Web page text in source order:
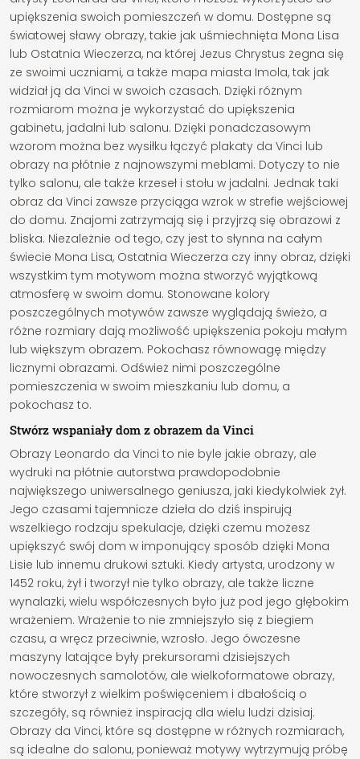
upiększenia swoich pomieszczeń w domu. Dostępne są
światowej sławy obrazy, takie jak uśmiechnięta Mona Lisa
lub Ostatnia Wieczerza, na której Jezus Chrystus żegna się
ze swoimi uczniami, a także mapa miasta Imola, tak jak
widział ją da Vinci w swoich czasach. Dzięki różnym
rozmiarom można je wykorzystać do upiększenia
gabinetu, jadalni lub salonu. Dzięki ponadczasowym
wzorom można bez wysiłku łączyć plakaty da Vinci lub
obrazy na płótnie z najnowszymi meblami. Dotyczy to nie
tylko salonu, ale także krzeseł i stołu w jadalni. Jednak taki
obraz da Vinci zawsze przyciąga wzrok w strefie wejściowej
do domu. Znajomi zatrzymają się i przyjrzą się obrazowi z
bliska. Niezależnie od tego, czy jest to słynna na całym
świecie Mona Lisa, Ostatnia Wieczerza czy inny obraz, dzięki
wszystkim tym motywom można stworzyć wyjątkową
atmosferę w swoim domu. Stonowane kolory
poszczególnych motywów zawsze wyglądają świeżo, a
różne rozmiary dają możliwość upiększenia pokoju małym
lub większym obrazem. Pokochasz równowagę między
licznymi obrazami. Odśwież nimi poszczególne
pomieszczenia w swoim mieszkaniu lub domu, a
pokochasz to.
Stwórz wspaniały dom z obrazem da Vinci
Obrazy Leonardo da Vinci to nie byle jakie obrazy, ale
wydruki na płótnie autorstwa prawdopodobnie
największego uniwersalnego geniusza, jaki kiedykolwiek żył.
Jego czasami tajemnicze dzieła do dziś inspirują
wszelkiego rodzaju spekulacje, dzięki czemu możesz
upiększyć swój dom w imponujący sposób dzięki Mona
Lisie lub innemu drukowi sztuki. Kiedy artysta, urodzony w
1452 roku, żył i tworzył nie tylko obrazy, ale także liczne
wynalazki, wielu współczesnych było już pod jego głębokim
wrażeniem. Wrażenie to nie zmniejszyło się z biegiem
czasu, a wręcz przeciwnie, wzrosło. Jego ówczesne
maszyny latające były prekursorami dzisiejszych
nowoczesnych samolotów, ale wielkoformatowe obrazy,
które stworzył z wielkim poświęceniem i dbałością o
szczegóły, są również inspiracją dla wielu ludzi dzisiaj.
Obrazy da Vinci, które są dostępne w różnych rozmiarach,
są idealne do salonu, ponieważ motywy wytrzymują próbę